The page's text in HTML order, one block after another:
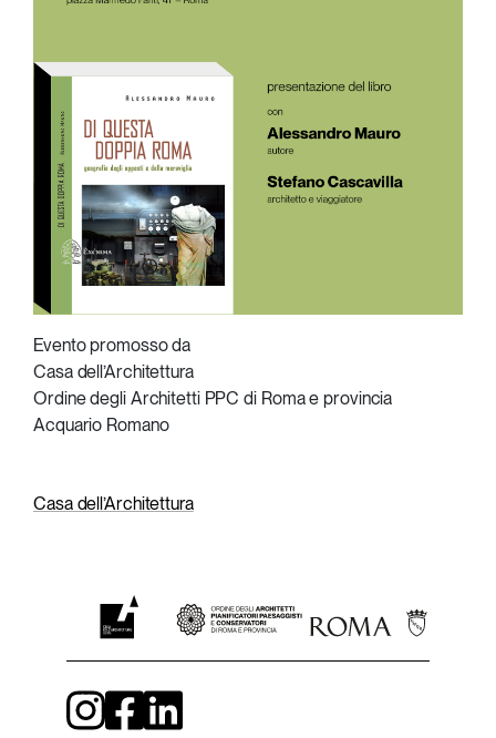
Evento promosso da
Casa dell’Architettura
Ordine degli Architetti PPC di Roma e provincia
Acquario Romano
Casa dell’Architettura